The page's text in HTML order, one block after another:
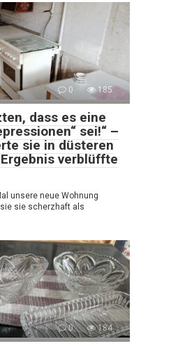
0 185
dass es eine
sei!“ –
sie in düsteren
verblüffte
unsere neue Wohnung
sie scherzhaft als
0 184